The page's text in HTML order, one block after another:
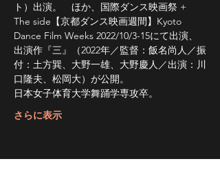
ト）出演。　ほか、国際ダンス映画祭 +
The side【京都ダンス映画週間】Kyoto
Dance Film Weeks 2022/10/3-15にて出演、
出演作『三』（2022年／監督：飯名尚人／振
付：土方巽、大野一雄、大野慶人／出演：川
口隆夫、松岡大）が公開。
日本女子体育大学舞踊学専攻卒。
さらに表示